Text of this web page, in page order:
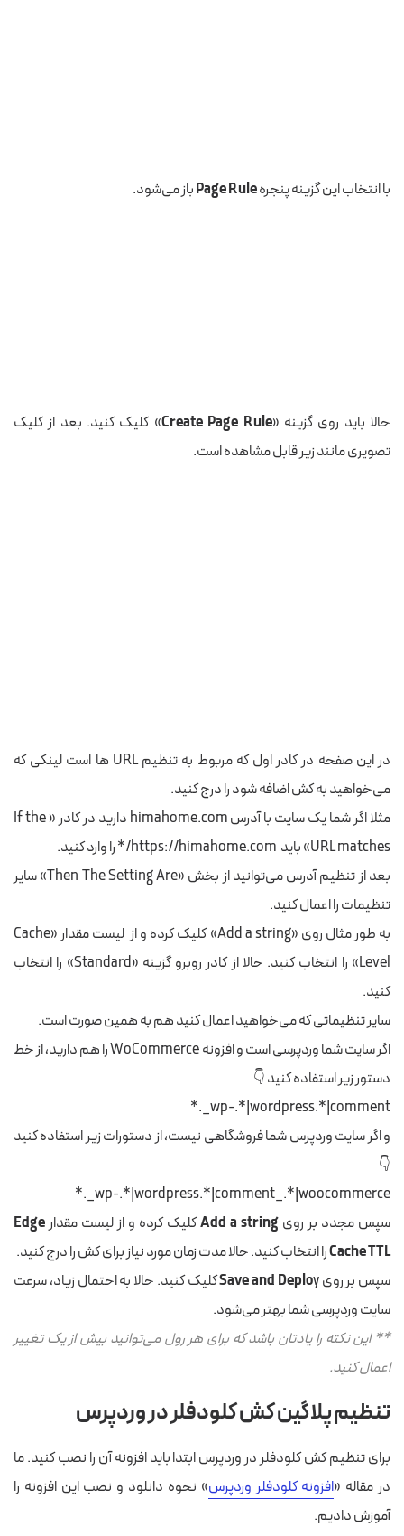
با انتخاب این گزینه پنجره باز می‌شود.
حالا باید روی گزینه «Create Page Rule» کلیک کنید. بعد از کلیک
تصویری مانند زیر قابل مشاهده است.
در این صفحه در کادر اول که مربوط به تنظیم URL ها است لینکی که
می‌خواهید به کش اضافه شود را درج کنید.
مثلا اگر شما یک سایت با آدرس himahome.com دارید در کادر « If the
URL matches» باید https://himahome.com/* را وارد کنید.
بعد از تنظیم آدرس می‌توانید از بخش «Then The Setting Are» سایر
تنظیمات را اعمال کنید.
به طور مثال روی «Add a string» کلیک کرده و از لیست مقدار «Cache
Level» را انتخاب کنید. حالا از کادر روبرو گزینه «Standard» را انتخاب
کنید.
سایر تنظیماتی که می‌خواهید اعمال کنید هم به همین صورت است.
اگر سایت شما وردپرسی است و افزونه WoCommerce را هم دارید، از خط
دستور زیر استفاده کنید 👇
wp-.*|wordpress.*|comment_.*
و اگر سایت وردپرس شما فروشگاهی نیست، از دستورات زیر استفاده کنید
👇
wp-.*|wordpress.*|comment_.*|woocommerce_.*
سپس مجدد بر روی Add a stringکلیک کرده و از لیست مقدارEdge
Cache TTLرا انتخاب کنید. حالا مدت زمان مورد نیاز برای کش را درج کنید.
سپس بر روی Save and Deploy کلیک کنید. حالا به احتمال زیاد، سرعت
سایت وردپرسی شما بهتر می‌شود.
** این نکته را یادتان باشد که برای هر رول می‌توانید بیش از یک تغییر
اعمال کنید.
تنظیم پلاگین کش کلودفلر در وردپرس
برای تنظیم کش کلودفلر در وردپرس ابتدا باید افزونه آن را نصب کنید. ما
در مقاله «افزونه کلودفلر وردپرس» نحوه دانلود و نصب این افزونه را
آموزش دادیم.